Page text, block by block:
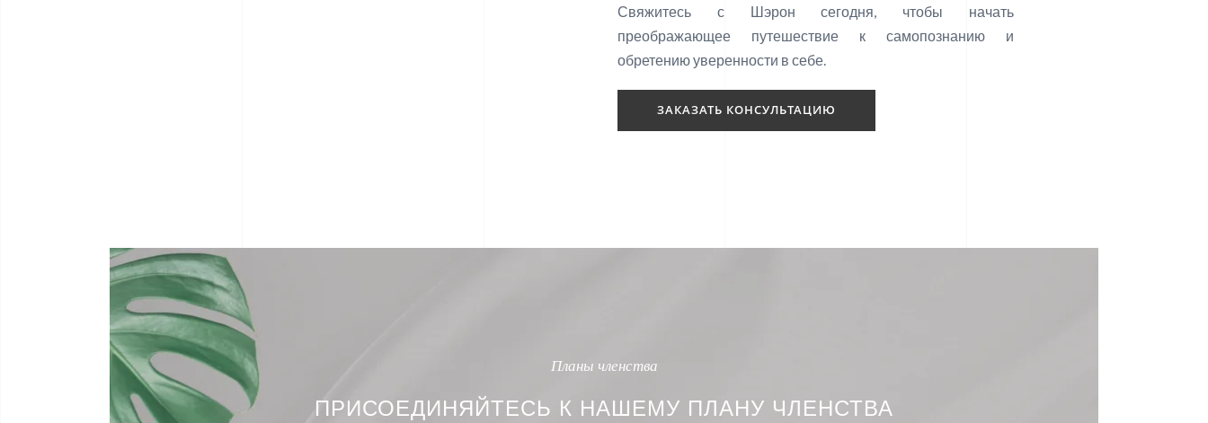
Свяжитесь с Шэрон сегодня, чтобы начать
преображающее путешествие к самопознанию и
обретению уверенности в себе.
ЗАКАЗАТЬ КОНСУЛЬТАЦИЮ
Планы членства
ПРИСОЕДИНЯЙТЕСЬ К НАШЕМУ ПЛАНУ ЧЛЕНСТВА